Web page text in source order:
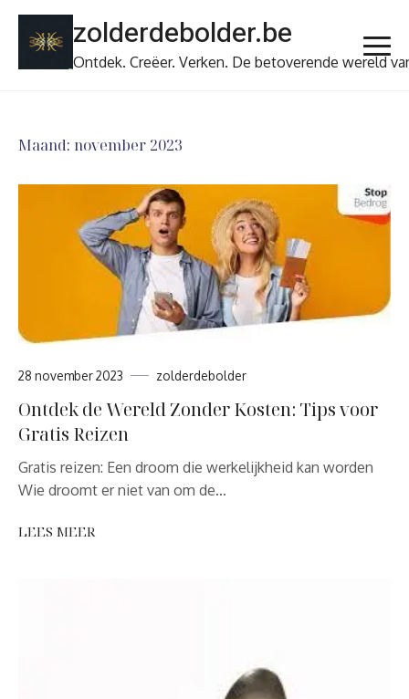
zolderdebolder.be
Ontdek. Creëer. Verken. De betoverende wereld
Maand: november 2023
28 november 2023 zolderdebolder
Ontdek de Wereld Zonder Kosten: Tips voor
Gratis Reizen
Gratis reizen: Een droom die werkelijkheid kan worden
Wie droomt er niet van om de…
LEES MEER